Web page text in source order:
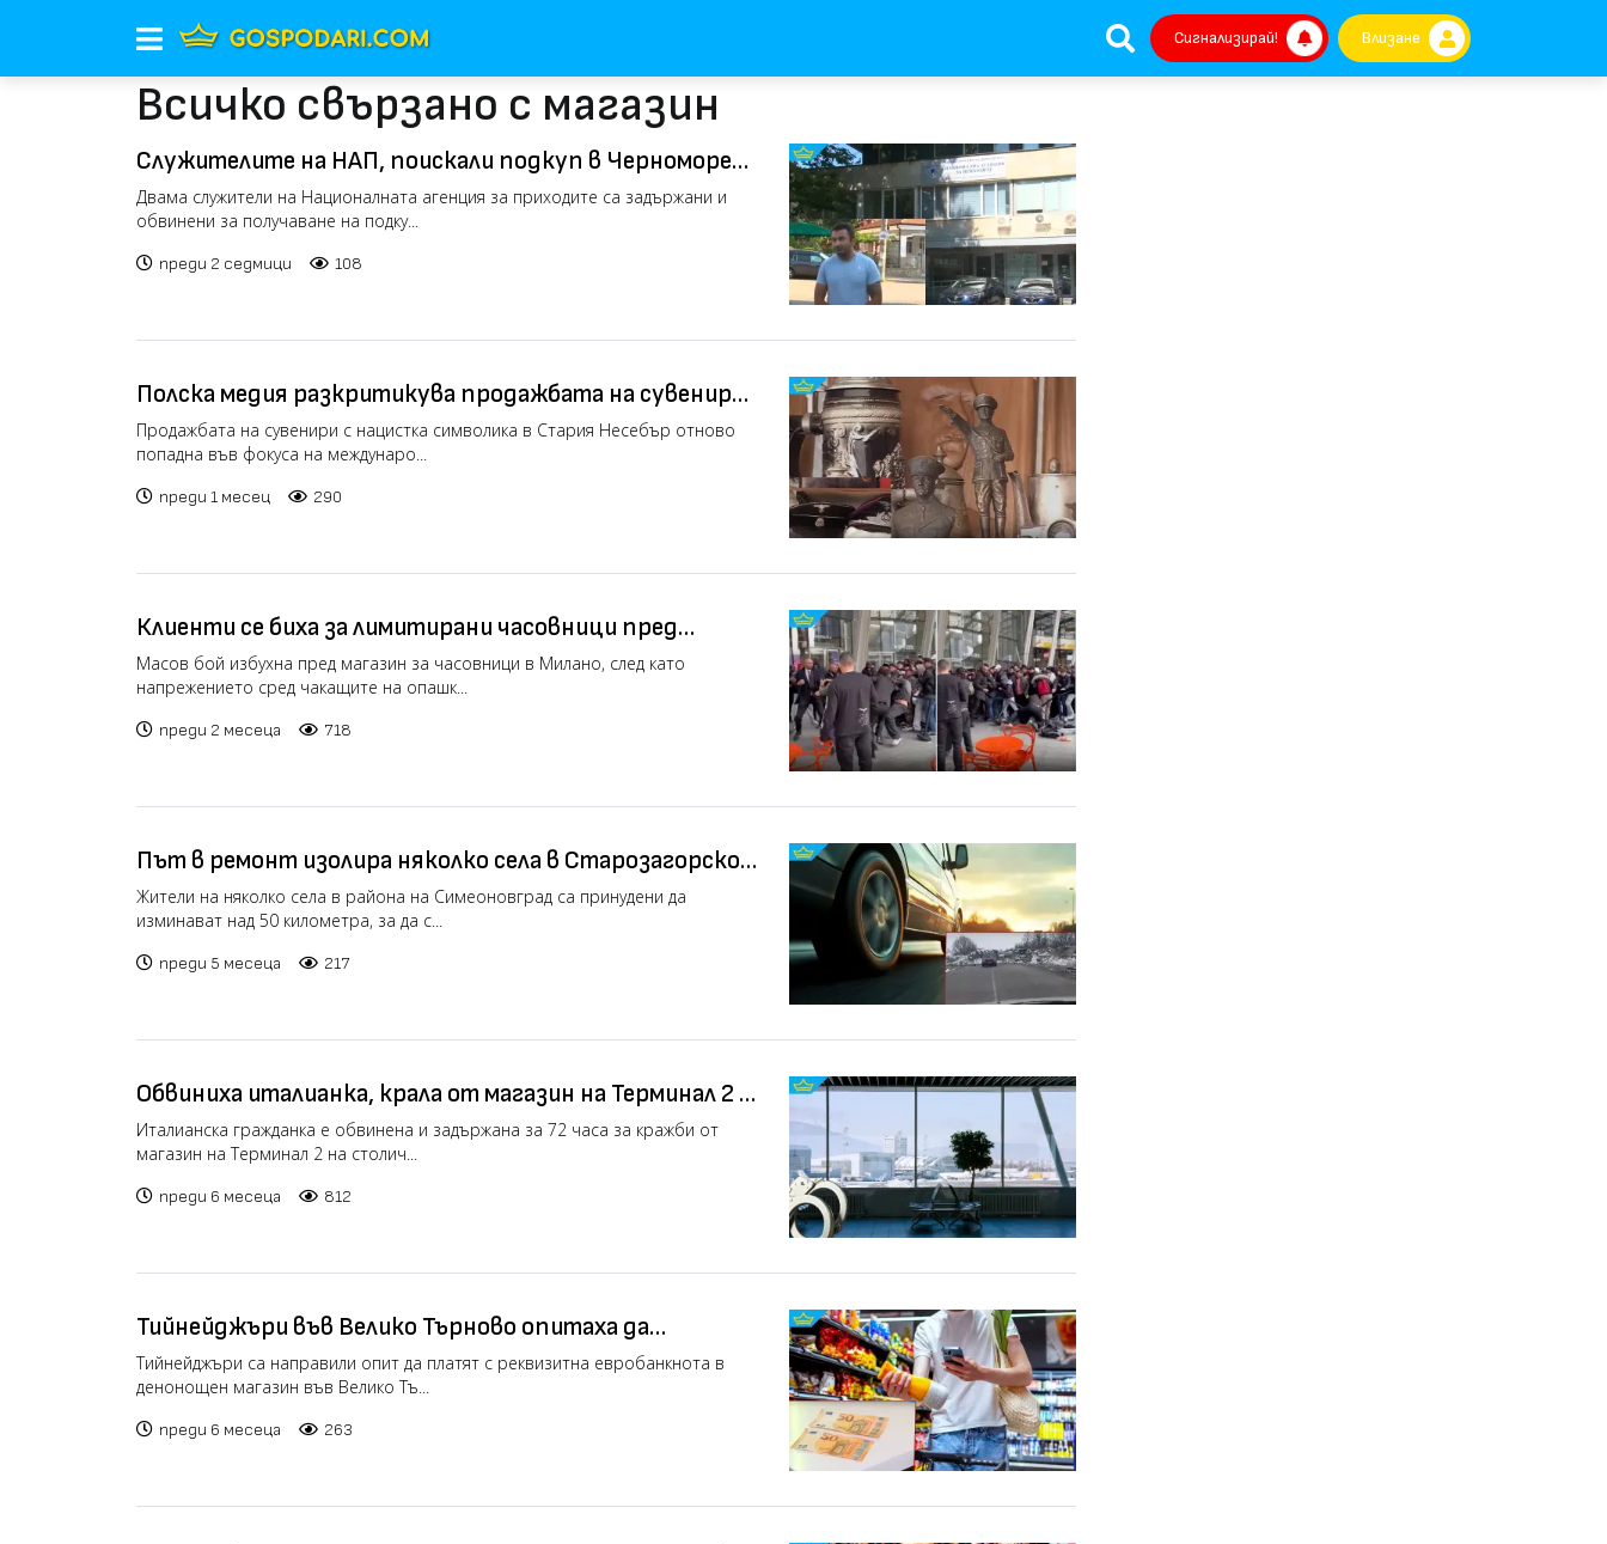
Сигнализирай! Влизане
Всичко свързано с магазин
Служителите на НАП, поискали подкуп в Черноморец,
вече са с повдигнати обвинения (видео)
Двама служители на Националната агенция за приходите са задържани и
обвинени за получаване на подку...
преди 2 седмици 108
Полска медия разкритикува продажбата на сувенири
с нацистка символика в Несебър (видео)
Продажбата на сувенири с нацистка символика в Стария Несебър отново
попадна във фокуса на междунаро...
преди 1 месец 290
Клиенти се биха за лимитирани часовници пред
магазин в Милано (видео)
Масов бой избухна пред магазин за часовници в Милано, след като
напрежението сред чакащите на опашк...
преди 2 месеца 718
Път в ремонт изолира няколко села в Старозагорско
(видео)
Жители на няколко села в района на Симеоновград са принудени да
изминават над 50 километра, за да с...
преди 5 месеца 217
Обвиниха италианка, крала от магазин на Терминал 2 в
продължение на два месеца
Италианска гражданка е обвинена и задържана за 72 часа за кражби от
магазин на Терминал 2 на столич...
преди 6 месеца 812
Тийнейджъри във Велико Търново опитаха да
напазаруват с реквизитна евробанкнота (видео)
Тийнейджъри са направили опит да платят с реквизитна евробанкнота в
денонощен магазин във Велико Тъ...
преди 6 месеца 263